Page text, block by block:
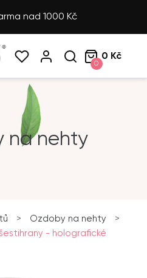
nad 1000 Kč
0
0 Kč
na nehty
> Ozdoby na nehty
>
- holografické